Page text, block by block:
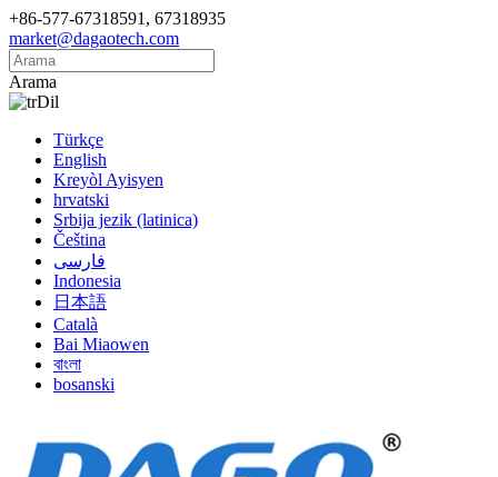
+86-577-67318591, 67318935
market@dagaotech.com
Arama
Dil
Türkçe
English
Kreyòl Ayisyen
hrvatski
Srbija jezik (latinica)
Čeština
فارسی
Indonesia
日本語
Català
Bai Miaowen
বাংলা
bosanski